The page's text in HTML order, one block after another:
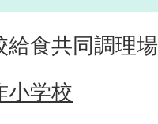
給食共同調理場
小学校